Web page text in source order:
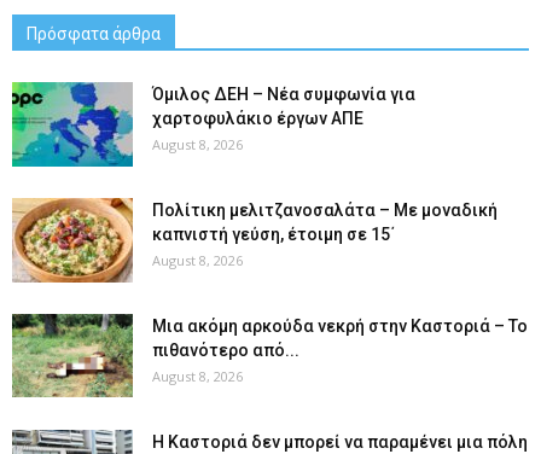
Πρόσφατα άρθρα
Όμιλος ΔΕΗ – Νέα συμφωνία για
χαρτοφυλάκιο έργων ΑΠΕ
August 8, 2026
Πολίτικη μελιτζανοσαλάτα – Με μοναδική
καπνιστή γεύση, έτοιμη σε 15΄
August 8, 2026
Μια ακόμη αρκούδα νεκρή στην Καστοριά – Το
πιθανότερο από...
August 8, 2026
Η Καστοριά δεν μπορεί να παραμένει μια πόλη